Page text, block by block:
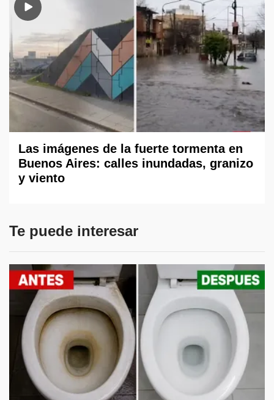
Las imágenes de la fuerte tormenta en
Buenos Aires: calles inundadas, granizo
y viento
Te puede interesar